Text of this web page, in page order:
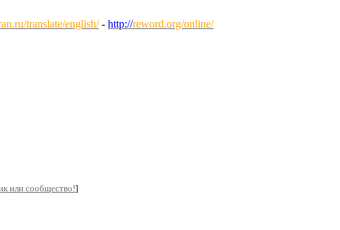
translate/english/- http://reword.org/online/
или сообщество!]